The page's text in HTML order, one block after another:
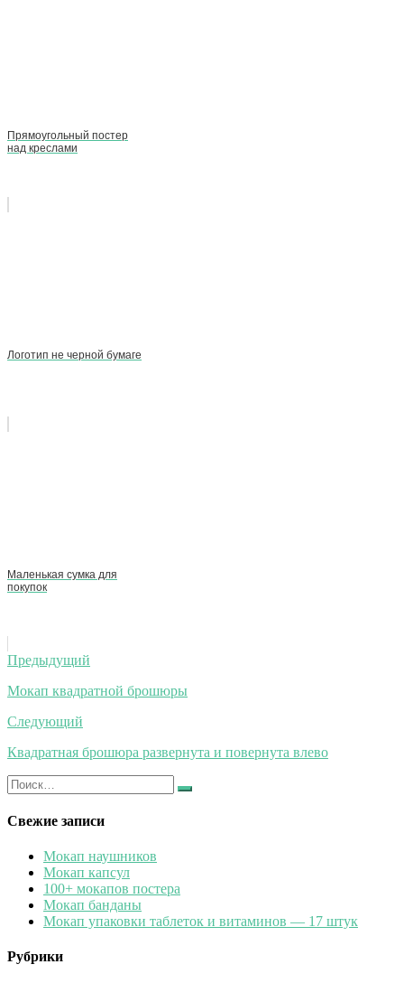
Прямоугольный постер
над креслами
Логотип не черной бумаге
Маленькая сумка для
покупок
Навигация
по
записям
Предыдущий
Мокап квадратной брошюры
Следующий
Квадратная брошюра развернута и повернута влево
Искать:
Найти
Свежие записи
Мокап наушников
Мокап капсул
100+ мокапов постера
Мокап банданы
Мокап упаковки таблеток и витаминов — 17 штук
Рубрики